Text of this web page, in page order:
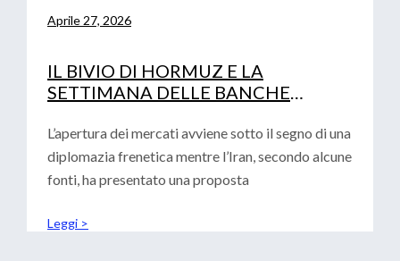
Aprile 27, 2026
IL BIVIO DI HORMUZ E LA
SETTIMANA DELLE BANCHE
TESORERIE
L’apertura dei mercati avviene sotto il segno di una
diplomazia frenetica mentre l’Iran, secondo alcune
fonti, ha presentato una proposta
Leggi >